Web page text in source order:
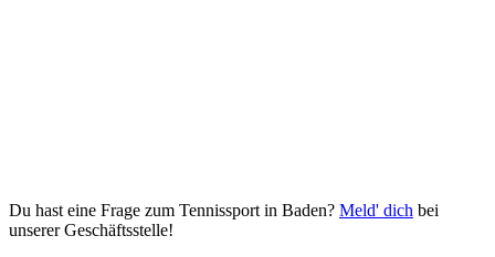
Du hast eine Frage zum Tennissport in Baden? Meld' dich bei
unserer Geschäftsstelle!